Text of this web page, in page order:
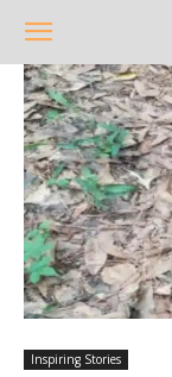
Inspiring Stories